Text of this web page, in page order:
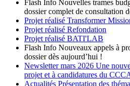
Flash Info Nouvelles trames
dossier complet de consultation
Projet réalisé Transformer
Projet réalisé Refondation
Projet réalisé BATI'LAB
Flash Info Nouveaux appels à
dossier dès aujourd’hui !
Newsletter mars 2026 Une
projet et à candidatures du
Actualités Présentation des